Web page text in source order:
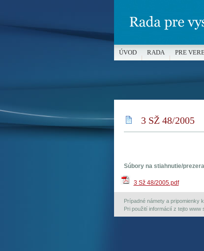
3 SŽ 48/2005
Súbory na stiahnutie/
3 Sž 48/2005.pdf
Prípadné námety a pripomienky
Pri použití informácií z tejto
ÚVOD RADA PRE